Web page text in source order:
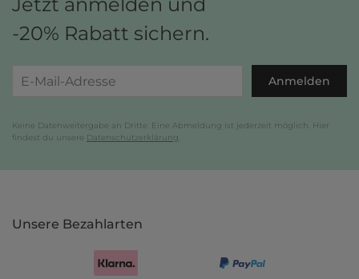
-20% Rabatt sichern.
Anmelden
Keine Datenweitergabe an Dritte. Eine Abmeldung ist jederzeit möglich. Hier
findest du unsere Datenschutzerklärung
Unsere Bezahlarten